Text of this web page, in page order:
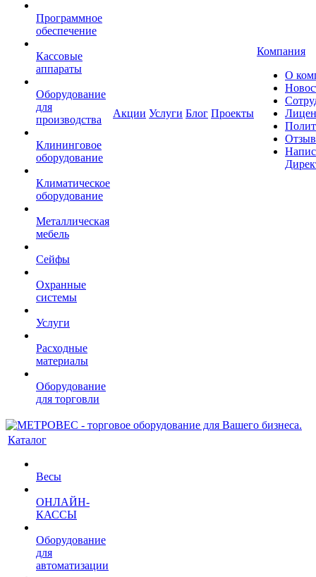
Программное
обеспечение
Кассовые
аппараты
Оборудование
для
производства
Клининговое
оборудование
Климатическое
оборудование
Металлическая
мебель
Сейфы
Охранные
системы
Услуги
Расходные
материалы
Оборудование
для торговли
Акции Услуги Блог Проекты
Компания
О
Каталог
Весы
ОНЛАЙН-
КАССЫ
Оборудование
для
автоматизации